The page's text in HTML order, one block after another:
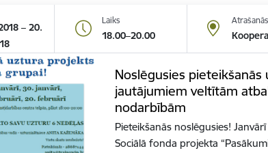
– 20.
Laiks
18.00–20.00
Noslēgusies pieteikšanās
jautājumiem veltītām
nodarbībām
Pieteikšanās noslēgusies!
Sociālā fonda projekta